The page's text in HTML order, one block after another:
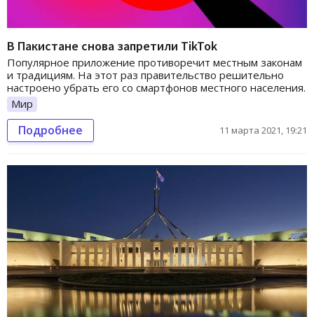
В Пакистане снова запретили TikTok
Популярное приложение противоречит местным законам
и традициям. На этот раз правительство решительно
настроено убрать его со смартфонов местного населения.
Мир
Подробнее 11 марта 2021, 19:21